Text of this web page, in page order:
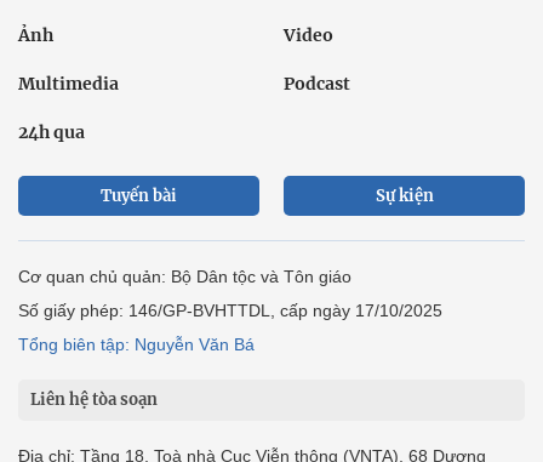
Ảnh Video
Multimedia Podcast
24h qua
Tuyến bài Sự kiện
Cơ quan chủ quản: Bộ Dân tộc và Tôn giáo
Số giấy phép: 146/GP-BVHTTDL, cấp ngày 17/10/2025
Tổng biên tập: Nguyễn Văn Bá
Liên hệ tòa soạn
Địa chỉ: Tầng 18, Toà nhà Cục Viễn thông (VNTA), 68 Dương